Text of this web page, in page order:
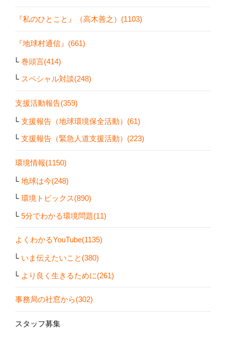
『私のひとこと』（高木善之）(1103)
『地球村通信』(661)
巻頭言(414)
スペシャル対談(248)
支援活動報告(359)
支援報告（地球環境保全活動）(61)
支援報告（緊急人道支援活動）(223)
環境情報(1150)
地球は今(248)
環境トピックス(890)
5分でわかる環境問題(11)
よくわかるYouTube(1135)
いま伝えたいこと(380)
より良く生きるために(261)
事務局の社窓から(302)
スタッフ募集